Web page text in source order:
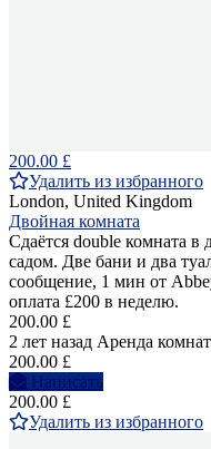
200.00 £
Удалить из избранного
London, United Kingdom
Двойная комната
Сдаётся double комната
садом. Две бани и два
сообщение, 1 мин от
оплата £200 в неделю.
200.00 £
2 лет назад Аренда
200.00 £
Написать
200.00 £
Удалить из избранного